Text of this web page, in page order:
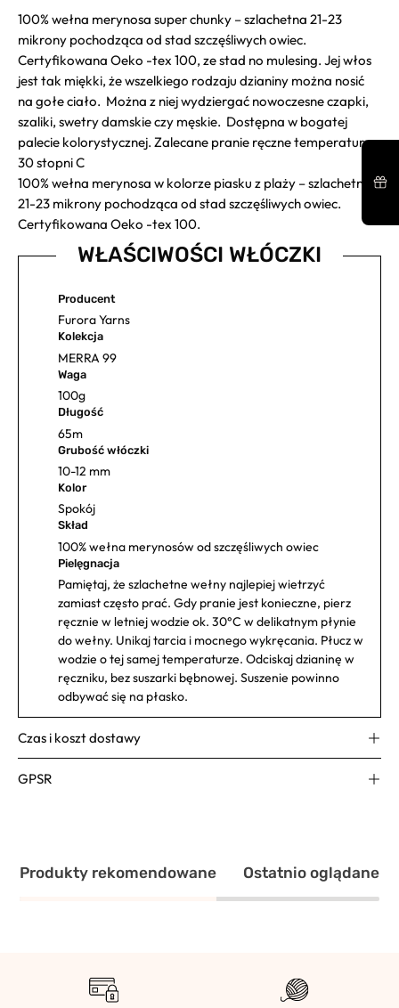
100% wełna merynosa super chunky – szlachetna 21-23
mikrony pochodząca od stad szczęśliwych owiec.
Certyfikowana Oeko -tex 100, ze stad no mulesing. Jej włos
jest tak miękki, że wszelkiego rodzaju dzianiny można nosić
na gołe ciało. Można z niej wydziergać nowoczesne czapki,
szaliki, swetry damskie czy męskie. Dostępna w bogatej
palecie kolorystycznej. Zalecane pranie ręczne temperaturze
30 stopni C
100% wełna merynosa w kolorze piasku z plaży – szlachetna
21-23 mikrony pochodząca od stad szczęśliwych owiec.
Certyfikowana Oeko -tex 100.
WŁAŚCIWOŚCI WŁÓCZKI
Producent
Furora Yarns
Kolekcja
MERRA 99
Waga
100g
Długość
65m
Grubość włóczki
10-12 mm
Kolor
Spokój
Skład
100% wełna merynosów od szczęśliwych owiec
Pielęgnacja
Pamiętaj, że szlachetne wełny najlepiej wietrzyć
zamiast często prać. Gdy pranie jest konieczne, pierz
ręcznie w letniej wodzie ok. 30°C w delikatnym płynie
do wełny. Unikaj tarcia i mocnego wykręcania. Płucz w
wodzie o tej samej temperaturze. Odciskaj dzianinę w
ręczniku, bez suszarki bębnowej. Suszenie powinno
odbywać się na płasko.
Czas i koszt dostawy
GPSR
Produkty rekomendowane Ostatnio oglądane